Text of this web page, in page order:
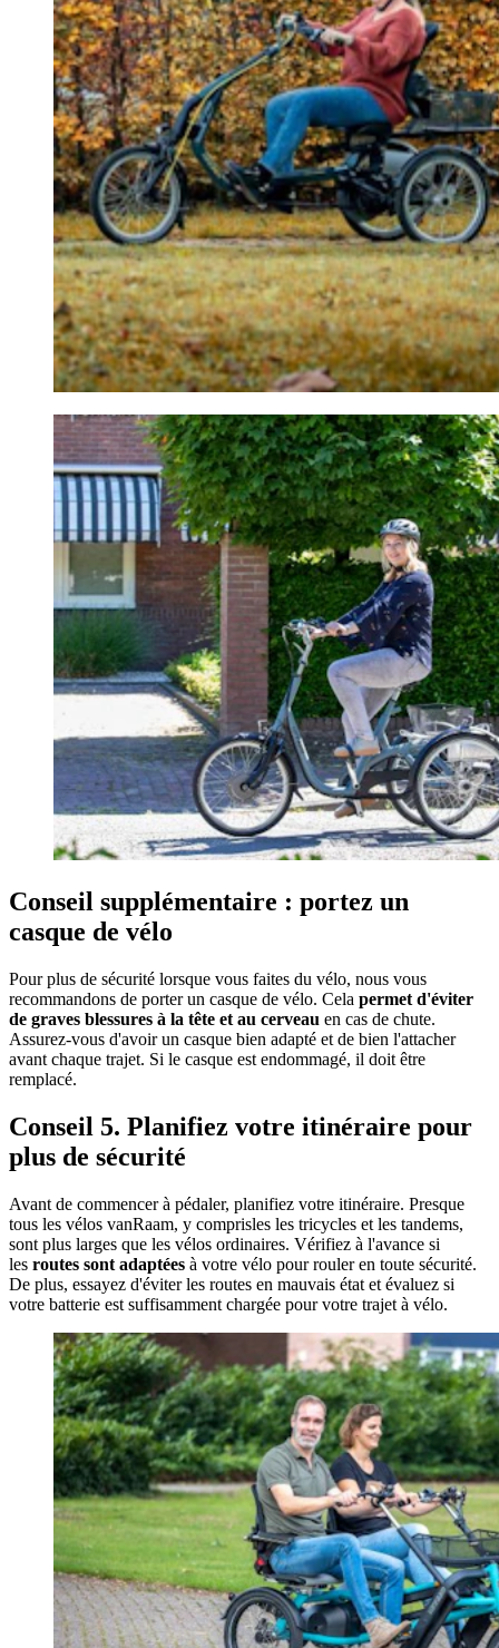
Conseil supplémentaire : portez un
casque de vélo
Pour plus de sécurité lorsque vous faites du vélo, nous vous
recommandons de porter un casque de vélo. Cela permet d'éviter
de graves blessures à la tête et au cerveau en cas de chute.
Assurez-vous d'avoir un casque bien adapté et de bien l'attacher
avant chaque trajet. Si le casque est endommagé, il doit être
remplacé.
Conseil 5. Planifiez votre itinéraire pour
plus de sécurité
Avant de commencer à pédaler, planifiez votre itinéraire. Presque
tous les vélos vanRaam, y comprisles les tricycles et les tandems,
sont plus larges que les vélos ordinaires. Vérifiez à l'avance si
les routes sont adaptées à votre vélo pour rouler en toute sécurité.
De plus, essayez d'éviter les routes en mauvais état et évaluez si
votre batterie est suffisamment chargée pour votre trajet à vélo.